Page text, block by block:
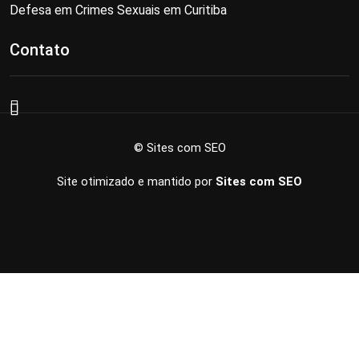
Defesa em Crimes Sexuais em Curitiba
Contato
© Sites com SEO
Site otimizado e mantido por Sites com SEO